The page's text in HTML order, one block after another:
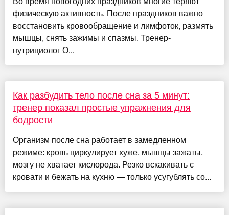
физическую активность. После праздников важно
восстановить кровообращение и лимфоток, размять
мышцы, снять зажимы и спазмы. Тренер-
нутрициолог О...
Как разбудить тело после сна за 5 минут:
тренер показал простые упражнения для
бодрости
Организм после сна работает в замедленном
режиме: кровь циркулирует хуже, мышцы зажаты,
мозгу не хватает кислорода. Резко вскакивать с
кровати и бежать на кухню — только усугублять со...